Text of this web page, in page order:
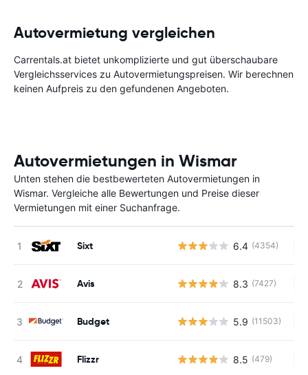
Autovermietung vergleichen
Carrentals.at bietet unkomplizierte und gut überschaubare
Vergleichsservices zu Autovermietungspreisen. Wir berechnen
keinen Aufpreis zu den gefundenen Angeboten.
Autovermietungen in Wismar
Unten stehen die bestbewerteten Autovermietungen in
Wismar. Vergleiche alle Bewertungen und Preise dieser
Vermietungen mit einer Suchanfrage.
Sixt 6.4 (4354)
Avis 8.3 (7427)
Budget 5.9 (11503)
Flizzr 8.5 (479)